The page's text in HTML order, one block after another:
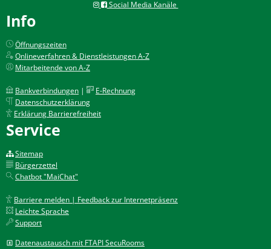
Social Media Kanäle
Info
Öffnungszeiten
Onlineverfahren & Dienstleistungen A-Z
Mitarbeitende von A-Z
Bankverbindungen |
E-Rechnung
Datenschutzerklärung
Erklärung Barrierefreiheit
Service
Sitemap
Bürgerzettel
Chatbot "MaiChat"
Barriere melden | Feedback zur Internetpräsenz
Leichte Sprache
Support
Datenaustausch mit FTAPI SecuRooms